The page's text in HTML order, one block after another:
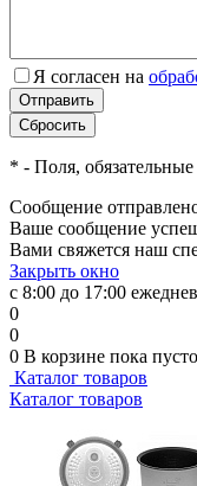
Я согласен на
* - Поля,
Сообщение
Ваше сообщение
Вами свяжется наш
Закрыть окно
с 8:00 до 17:00
0
0
0 В корзине пока пусто
Каталог товаров
Каталог товаров